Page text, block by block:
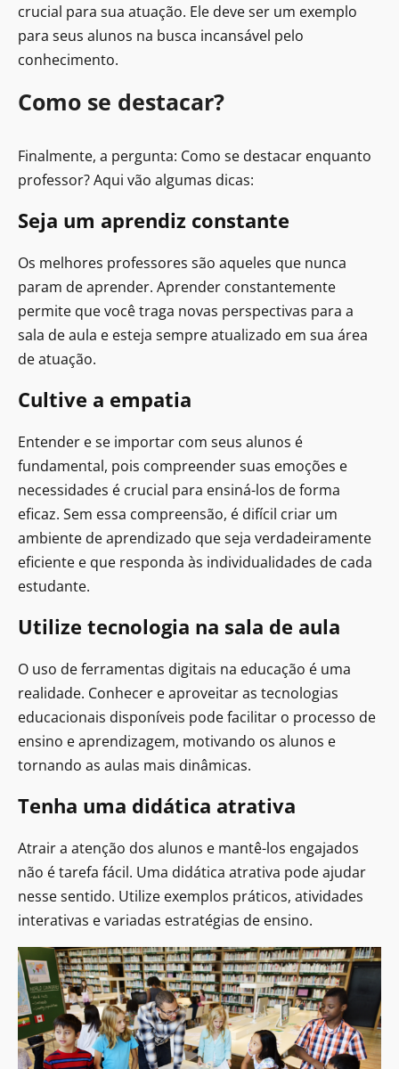
crucial para sua atuação. Ele deve ser um exemplo
para seus alunos na busca incansável pelo
conhecimento.
Como se destacar?
Finalmente, a pergunta: Como se destacar enquanto
professor? Aqui vão algumas dicas:
Seja um aprendiz constante
Os melhores professores são aqueles que nunca
param de aprender. Aprender constantemente
permite que você traga novas perspectivas para a
sala de aula e esteja sempre atualizado em sua área
de atuação.
Cultive a empatia
Entender e se importar com seus alunos é
fundamental, pois compreender suas emoções e
necessidades é crucial para ensiná-los de forma
eficaz. Sem essa compreensão, é difícil criar um
ambiente de aprendizado que seja verdadeiramente
eficiente e que responda às individualidades de cada
estudante.
Utilize tecnologia na sala de aula
O uso de ferramentas digitais na educação é uma
realidade. Conhecer e aproveitar as tecnologias
educacionais disponíveis pode facilitar o processo de
ensino e aprendizagem, motivando os alunos e
tornando as aulas mais dinâmicas.
Tenha uma didática atrativa
Atrair a atenção dos alunos e mantê-los engajados
não é tarefa fácil. Uma didática atrativa pode ajudar
nesse sentido. Utilize exemplos práticos, atividades
interativas e variadas estratégias de ensino.